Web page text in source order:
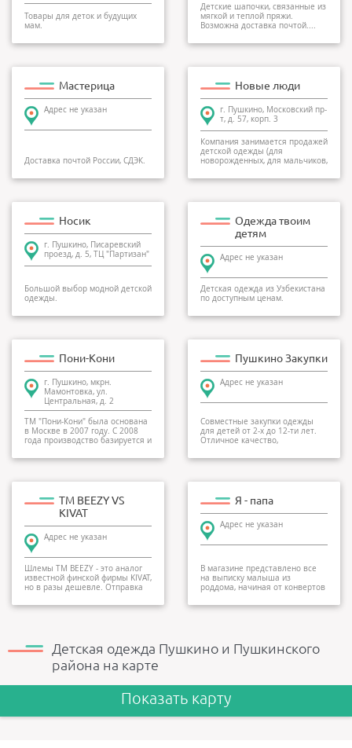
Товары для деток и будущих
мам.
Детские шапочки, связанные из
мягкой и теплой пряжи.
Возможна доставка почтой....
Мастерица
Адрес не указан
Доставка почтой России, СДЭК.
Новые люди
г. Пушкино, Московский пр-
т, д. 57, корп. 3
Компания занимается продажей
детской одежды (для
новорожденных, для мальчиков,
Носик
г. Пушкино, Писаревский
проезд, д. 5, ТЦ "Партизан"
Большой выбор модной детской
одежды.
Одежда твоим
детям
Адрес не указан
Детская одежда из Узбекистана
по доступным ценам.
Пони-Кони
г. Пушкино, мкрн.
Мамонтовка, ул.
Центральная, д. 2
ТМ "Пони-Кони" была основана
в Москве в 2007 году. С 2008
года производство базируется и
Пушкино Закупки
Адрес не указан
Совместные закупки одежды
для детей от 2-х до 12-ти лет.
Отличное качество,
ТМ BEEZY VS
KIVAT
Адрес не указан
Шлемы ТМ BEEZY - это аналог
известной финской фирмы KIVAT,
но в разы дешевле. Отправка
Я - папа
Адрес не указан
В магазине представлено все
на выписку малыша из
роддома, начиная от конвертов
Детская одежда Пушкино и Пушкинского
района на карте
Показать карту